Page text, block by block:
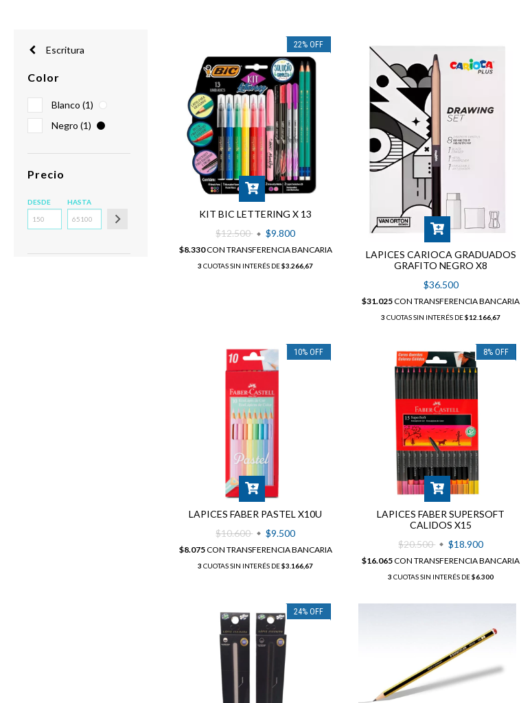
Escritura
Color
Blanco (1)
Negro (1)
Precio
DESDE HASTA
22%OFF
KIT BIC LETTERING X 13
$12.500
$9.800
$8.330CON TRANSFERENCIA BANCARIA
3 CUOTAS SIN INTERÉS DE$3.266,67
LAPICES CARIOCA GRADUADOS
GRAFITO NEGRO X8
$36.500
$31.025CON TRANSFERENCIA BANCARIA
3 CUOTAS SIN INTERÉS DE$12.166,67
10%OFF
LAPICES FABER PASTEL X10U
$10.600
$9.500
$8.075CON TRANSFERENCIA BANCARIA
3 CUOTAS SIN INTERÉS DE$3.166,67
8%OFF
LAPICES FABER SUPERSOFT
CALIDOS X15
$20.500
$18.900
$16.065CON TRANSFERENCIA BANCARIA
3 CUOTAS SIN INTERÉS DE$6.300
24%OFF